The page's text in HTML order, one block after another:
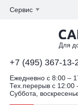
Сервис
Для
+7 (495) 367-13-
Ежедневно c 8:00 –
Тех.перерыв с 12:00
Суббота,